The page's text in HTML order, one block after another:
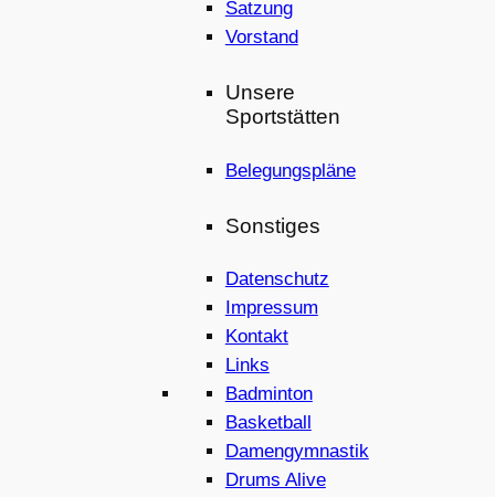
Satzung
Vorstand
Unsere
Sportstätten
Belegungspläne
Sonstiges
Datenschutz
Impressum
Kontakt
Links
Badminton
Basketball
Damengymnastik
Drums Alive